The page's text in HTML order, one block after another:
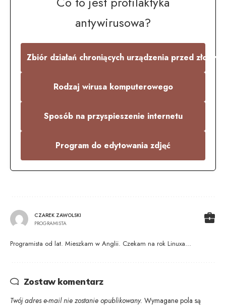
antywirusowa?
Zbiór działań chroniących urządzenia przed
Rodzaj wirusa komputerowego
Sposób na przyspieszenie internetu
Program do edytowania zdjęć
CZAREK ZAWOLSKI
PROGRAMISTA
Programista od lat. Mieszkam w Anglii. Czekam na rok Linuxa...
Zostaw komentarz
Twój adres e-mail nie zostanie opublikowany. Wymagane pola są